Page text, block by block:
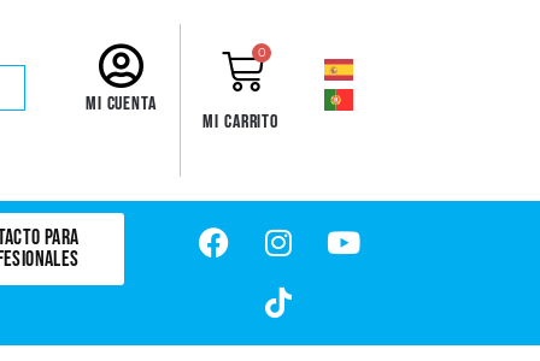
Mi cuenta
0
Mi carrito
PARA